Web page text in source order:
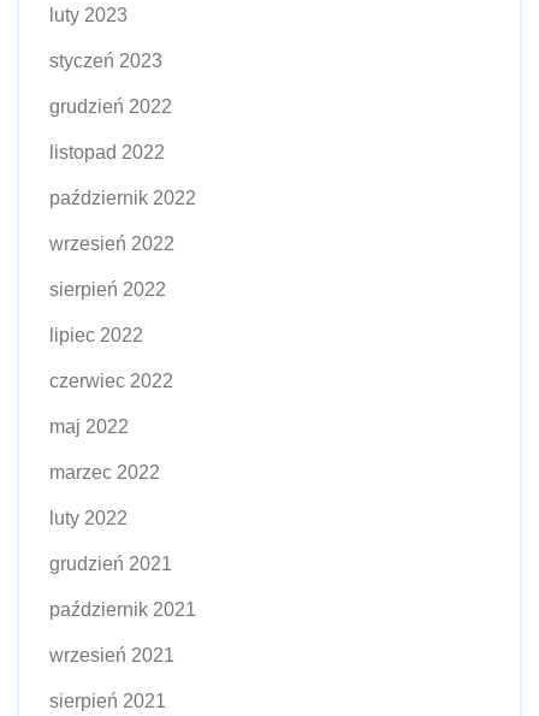
luty 2023
styczeń 2023
grudzień 2022
listopad 2022
październik 2022
wrzesień 2022
sierpień 2022
lipiec 2022
czerwiec 2022
maj 2022
marzec 2022
luty 2022
grudzień 2021
październik 2021
wrzesień 2021
sierpień 2021